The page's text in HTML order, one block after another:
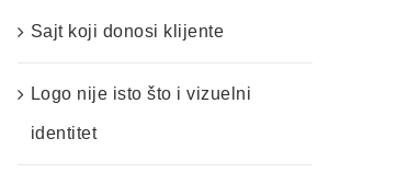
Sajt koji donosi klijente
Logo nije isto što i vizuelni
identitet